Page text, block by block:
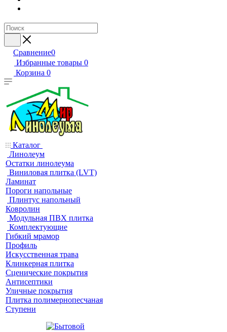
Сравнение0
Избранные товары 0
Корзина 0
Каталог
Линолеум
Остатки линолеума
Виниловая плитка (LVT)
Ламинат
Пороги напольные
Плинтус напольный
Ковролин
Модульная ПВХ плитка
Комплектующие
Гибкий мрамор
Профиль
Искусственная трава
Клинкерная плитка
Сценические покрытия
Антисептики
Уличные покрытия
Плитка полимернопесчаная
Ступени